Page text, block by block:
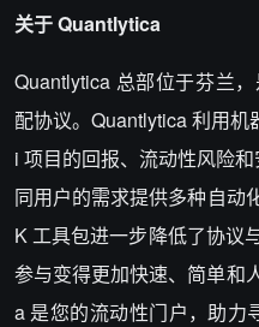
关于 Quantlytica
Quantlytica 总部位于芬兰
配协议。Quantlytica 利用
i 项目的回报、流动性风险
同用户的需求提供多种自动
K 工具包进一步降低了协议
参与变得更加快速、简单和
a 是您的流动性门户，助力